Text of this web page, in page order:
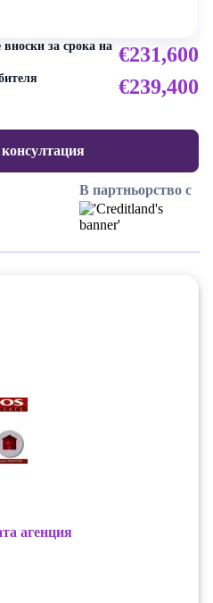
за срока на €231,600
€239,400
В партньорство с
агенция